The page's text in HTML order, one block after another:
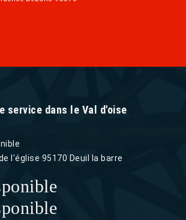
service dans le Val d'oise
l'église 95170 Deuil la barre